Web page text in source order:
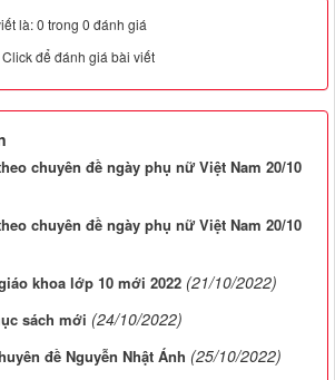
là: 0 trong 0 đánh giá
Click để đánh giá bài viết
chuyên đề ngày phụ nữ Việt Nam 20/10
chuyên đề ngày phụ nữ Việt Nam 20/10
khoa lớp 10 mới 2022 (21/10/2022)
sách mới (24/10/2022)
đề Nguyễn Nhật Ánh (25/10/2022)